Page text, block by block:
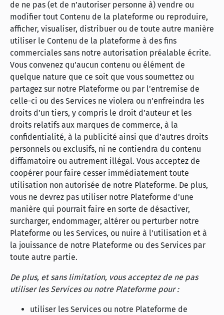
de ne pas (et de n’autoriser personne à) vendre ou
modifier tout Contenu de la plateforme ou reproduire,
afficher, visualiser, distribuer ou de toute autre manière
utiliser le Contenu de la plateforme à des fins
commerciales sans notre autorisation préalable écrite.
Vous convenez qu’aucun contenu ou élément de
quelque nature que ce soit que vous soumettez ou
partagez sur notre Plateforme ou par l’entremise de
celle-ci ou des Services ne violera ou n’enfreindra les
droits d’un tiers, y compris le droit d’auteur et les
droits relatifs aux marques de commerce, à la
confidentialité, à la publicité ainsi que d’autres droits
personnels ou exclusifs, ni ne contiendra du contenu
diffamatoire ou autrement illégal. Vous acceptez de
coopérer pour faire cesser immédiatement toute
utilisation non autorisée de notre Plateforme. De plus,
vous ne devrez pas utiliser notre Plateforme d’une
manière qui pourrait faire en sorte de désactiver,
surcharger, endommager, altérer ou perturber notre
Plateforme ou les Services, ou nuire à l’utilisation et à
la jouissance de notre Plateforme ou des Services par
toute autre partie.
De plus, et sans limitation, vous acceptez de ne pas
utiliser les Services ou notre Plateforme pour :
utiliser les Services ou notre Plateforme de